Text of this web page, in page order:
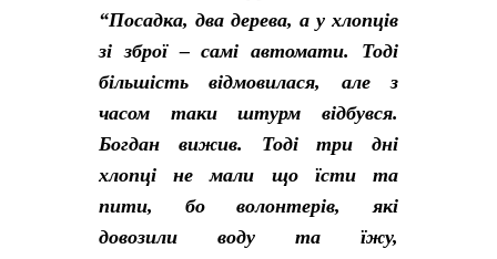
“Посадка, два дерева, а у хлопців
зі зброї – самі автомати. Тоді
більшість відмовилася, але з
часом таки штурм відбувся.
Богдан вижив. Тоді три дні
хлопці не мали що їсти та
пити, бо волонтерів, які
довозили воду та їжу,